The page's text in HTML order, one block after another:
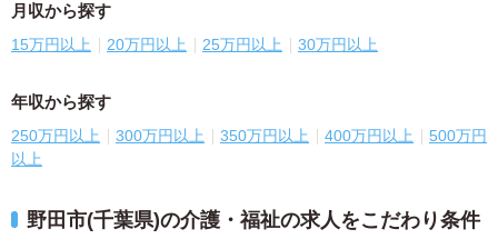
月収から探す
15万円以上 20万円以上 25万円以上 30万円以上
年収から探す
250万円以上 300万円以上 350万円以上 400万円以上
500万円
以上
野田市(千葉県)の介護・福祉の求人をこだわり条件